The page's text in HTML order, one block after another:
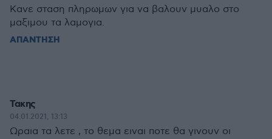
Κανε σταση πληρωμων για να βαλουν μυαλο στο
μαξιμου τα λαμογια.
ΑΠΑΝΤΗΣΗ
Τακης
04.01.2021, 13:13
Ωραια τα λετε , το θεμα ειναι ποτε θα γινουν οι